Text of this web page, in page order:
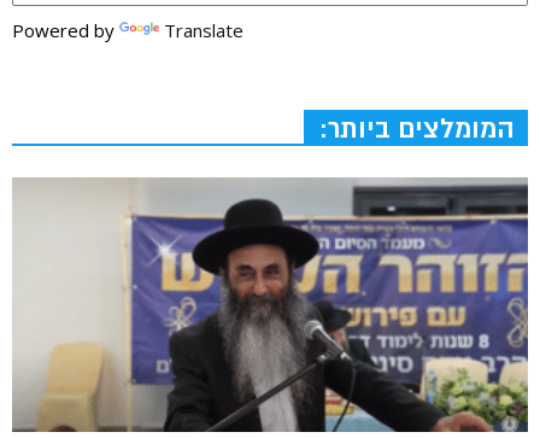
Powered by Translate
המומלצים ביותר: